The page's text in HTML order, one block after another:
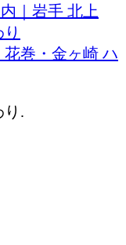
｜岩手 北上
巻・金ヶ崎 ハ
り.